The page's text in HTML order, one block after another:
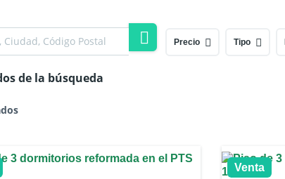
Precio Tipo
de la búsqueda
Venta